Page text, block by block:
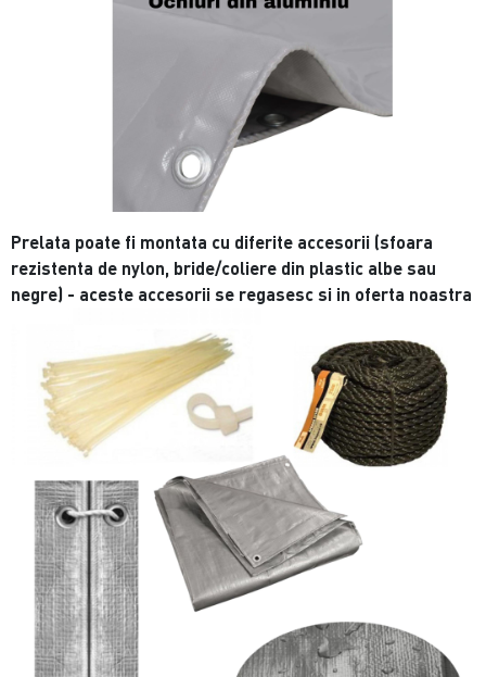
Prelata poate fi montata cu diferite accesorii (sfoara
rezistenta de nylon, bride/coliere din plastic albe sau
negre) - aceste accesorii se regasesc si in oferta noastra